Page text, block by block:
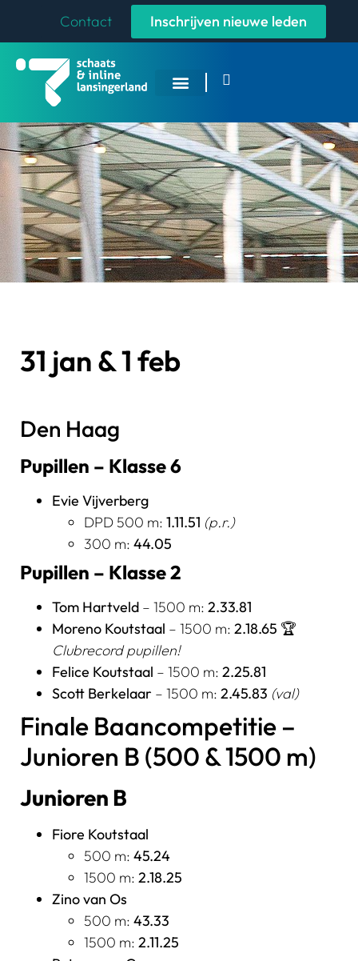
Inschrijven nieuwe leden
Contact
31 jan & 1 feb
Den Haag
Pupillen – Klasse 6
Evie Vijverberg
DPD 500 m: 1.11.51 (p.r.)
300 m: 44.05
Pupillen – Klasse 2
Tom Hartveld – 1500 m: 2.33.81
Moreno Koutstaal – 1500 m: 2.18.65 🏆
Clubrecord pupillen!
Felice Koutstaal – 1500 m: 2.25.81
Scott Berkelaar – 1500 m: 2.45.83 (val)
Finale Baancompetitie –
Junioren B (500 & 1500 m)
Junioren B
Fiore Koutstaal
500 m: 45.24
1500 m: 2.18.25
Zino van Os
500 m: 43.33
1500 m: 2.11.25